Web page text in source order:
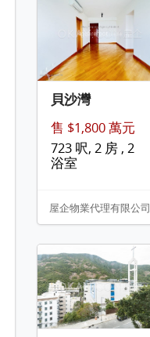
貝沙灣
售 $1,800 萬元
723 呎, 2 房 , 2
浴室
屋企物業代理有限公司